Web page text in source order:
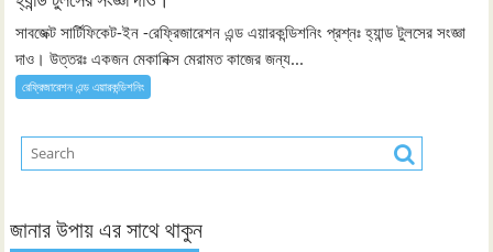
সাবজেক্ট সার্টিফিকেট-ইন -রেফ্রিজারেশন এন্ড এয়ারকন্ডিশনিং প্রশ্নঃ হ্যান্ড টুলসের সংজ্ঞা
দাও। উত্তরঃ একজন মেকানিক্স মেরামত কাজের জন্য...
রেফ্রিজারেশন এন্ড এয়ারকন্ডিশনিং
জানার উপায় এর সাথে থাকুন